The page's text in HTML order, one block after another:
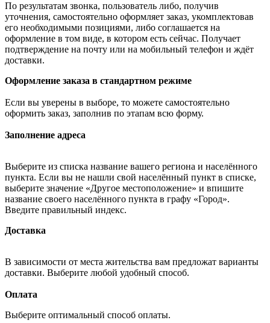
По результатам звонка, пользователь либо, получив
уточнения, самостоятельно оформляет заказ, укомплектовав
его необходимыми позициями, либо соглашается на
оформление в том виде, в котором есть сейчас. Получает
подтверждение на почту или на мобильный телефон и ждёт
доставки.
Оформление заказа в стандартном режиме
Если вы уверены в выборе, то можете самостоятельно
оформить заказ, заполнив по этапам всю форму.
Заполнение адреса
Выберите из списка название вашего региона и населённого
пункта. Если вы не нашли свой населённый пункт в списке,
выберите значение «Другое местоположение» и впишите
название своего населённого пункта в графу «Город».
Введите правильный индекс.
Доставка
В зависимости от места жительства вам предложат варианты
доставки. Выберите любой удобный способ.
Оплата
Выберите оптимальный способ оплаты.